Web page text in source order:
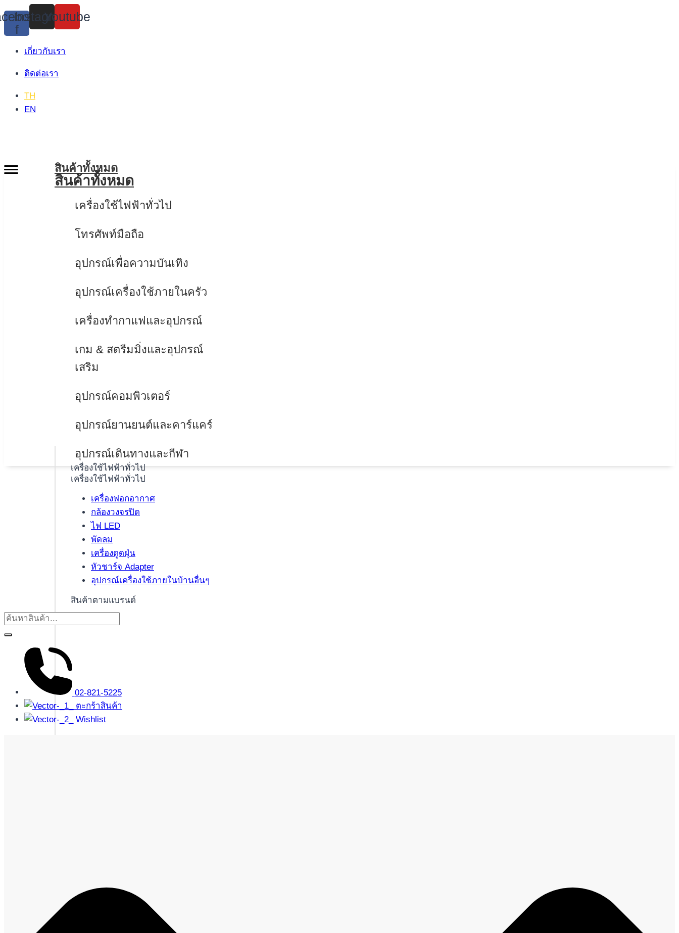
Skip
to
content
f
Instagram
Youtube
เกี่ยวกับเรา
ติดต่อเรา
TH
EN
สินค้าทั้งหมด
สินค้าทั้งหมด
เครื่องใช้ไฟฟ้าทั่วไป
โทรศัพท์มือถือ
อุปกรณ์เพื่อความบันเทิง
อุปกรณ์เครื่องใช้ภายในครัว
เครื่องทำกาแฟและอุปกรณ์
เกม & สตรีมมิ่งและอุปกรณ์
เสริม
อุปกรณ์คอมพิวเตอร์
อุปกรณ์ยานยนต์และคาร์แคร์
อุปกรณ์เดินทางและกีฬา
เครื่องใช้ไฟฟ้าทั่วไป
เครื่องใช้ไฟฟ้าทั่วไป
เครื่องฟอกอากาศ
กล้องวงจรปิด
ไฟ LED
พัดลม
เครื่องดูดฝุ่น
หัวชาร์จ Adapter
อุปกรณ์เครื่องใช้ภายในบ้านอื่นๆ
สินค้าตามแบรนด์
02-821-5225
ตะกร้าสินค้า
Wishlist